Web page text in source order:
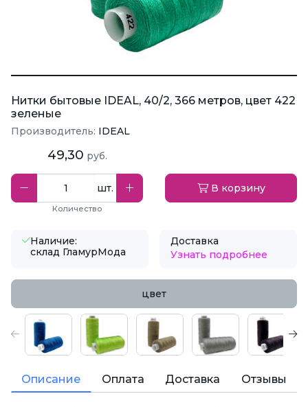
Нитки бытовые IDEAL, 40/2, 366 метров, цвет 422
зеленые
Производитель: IDEAL
49,30 руб.
шт.
Количество
В корзину
Наличие:
склад ГламурМода
Доставка
Узнать подробнее
цвет
Описание Оплата Доставка Отзывы